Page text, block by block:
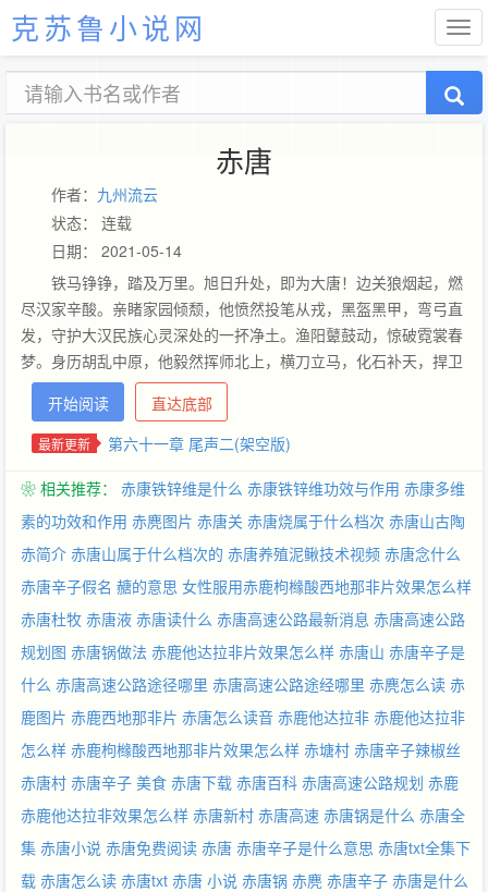
克苏鲁小说网
赤唐
作者： 九州流云
状态： 连载
日期： 2021-05-14
铁马铮铮，踏及万里。旭日升处，即为大唐！边关狼烟起，燃
尽汉家辛酸。亲睹家园倾颓，他愤然投笔从戎，黑盔黑甲，弯弓直
发，守护大汉民族心灵深处的一抔净土。渔阳鼙鼓动，惊破霓裳春
梦。身历胡乱中原，他毅然挥师北上，横刀立马，化石补天，捍卫
大唐帝国威加…
开始阅读 直达底部
最新更新 第六十一章 尾声二(架空版)
❀ 相关推荐： 赤康铁锌维是什么 赤康铁锌维功效与作用 赤康多维
素的功效和作用 赤麂图片 赤唐关 赤唐烧属于什么档次 赤唐山古陶
赤简介 赤唐山属于什么档次的 赤唐养殖泥鳅技术视频 赤唐念什么
赤唐辛子假名 赯的意思 女性服用赤鹿枸橼酸西地那非片效果怎么样
赤唐杜牧 赤唐液 赤唐读什么 赤唐高速公路最新消息 赤唐高速公路
规划图 赤唐锅做法 赤鹿他达拉非片效果怎么样 赤唐山 赤唐辛子是
什么 赤唐高速公路途径哪里 赤唐高速公路途经哪里 赤麂怎么读 赤
鹿图片 赤鹿西地那非片 赤唐怎么读音 赤鹿他达拉非 赤鹿他达拉非
怎么样 赤鹿枸橼酸西地那非片效果怎么样 赤塘村 赤唐辛子辣椒丝
赤唐村 赤唐辛子 美食 赤唐下载 赤唐百科 赤唐高速公路规划 赤鹿
赤鹿他达拉非效果怎么样 赤唐新村 赤唐高速 赤唐锅是什么 赤唐全
集 赤唐小说 赤唐免费阅读 赤唐 赤唐辛子是什么意思 赤唐txt全集下
载 赤唐怎么读 赤唐txt 赤唐 小说 赤唐锅 赤麂 赤唐辛子 赤唐是什么